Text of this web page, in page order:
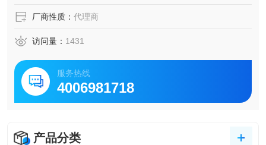
厂商性质： 代理商
访问量： 1431
服务热线
4006981718
产品分类